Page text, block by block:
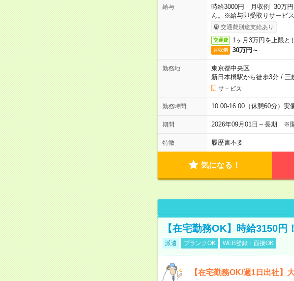
給与
時給3000円 月収例 30万円
ん。※給与即受取りサービ
交通費別途支給あり
交通費 1ヶ月3万円を上限と
月収例 30万円～
勤務地
東京都中央区
新日本橋駅から徒歩3分/ 三
サ－ビス
勤務時間 10:00-16:00（休憩60分）実
期間 2026年09月01日～長期 ※
特徴 履歴書不要
気になる！
【在宅勤務OK】時給3150
派遣 ブランクOK WEB登録・面接OK
【在宅勤務OK/週1日出社】